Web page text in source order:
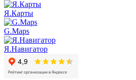
Я.Карты
G.Maps
Я.Навигатор